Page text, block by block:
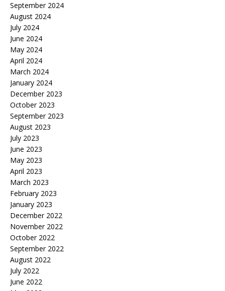
September 2024
August 2024
July 2024
June 2024
May 2024
April 2024
March 2024
January 2024
December 2023
October 2023
September 2023
August 2023
July 2023
June 2023
May 2023
April 2023
March 2023
February 2023
January 2023
December 2022
November 2022
October 2022
September 2022
August 2022
July 2022
June 2022